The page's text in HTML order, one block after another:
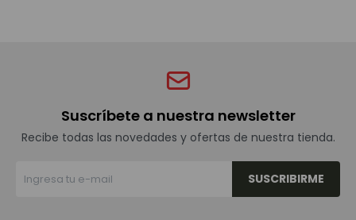
Suscríbete a nuestra newsletter
Recibe todas las novedades y ofertas de nuestra tienda.
SUSCRIBIRME